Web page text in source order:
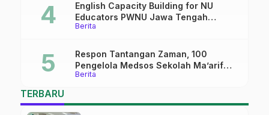
Berita
English Capacity Building for NU
Educators PWNU Jawa Tengah
Batch#4; Membuka Jalan Menuju
Berita
Respon Tantangan Zaman, 100
Pengelola Medsos Sekolah Ma’arif
Pekalongan Ikuti Pelatihan Literasi
TERBARU